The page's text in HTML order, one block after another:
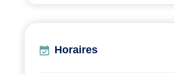
Horaires